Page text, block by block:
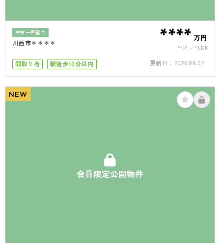
中古一戸建て
川西市＊＊＊＊ **** 万円
**坪 *LDK
間取り有
駅徒歩10分以内
更新日： 2026.08.02
会員限定公開物件
NEW